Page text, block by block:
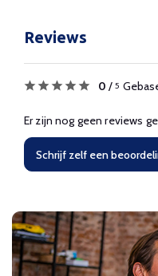
Reviews
0 / 5
Er zijn nog geen reviews
Schrijf zelf een